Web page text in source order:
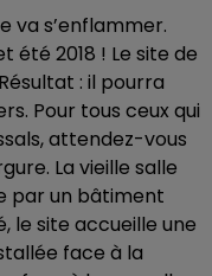
va s’enflammer.
été 2018 ! Le site de
: il pourra
Pour tous ceux qui
attendez-vous
La vieille salle
par un bâtiment
le site accueille une
face à la